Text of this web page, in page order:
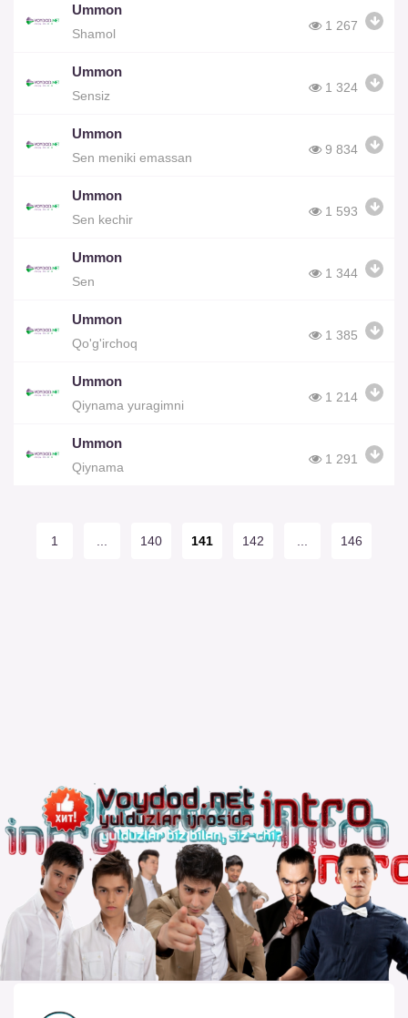
Ummon
Shamol
1 267
Ummon
Sensiz
1 324
Ummon
Sen meniki emassan
9 834
Ummon
Sen kechir
1 593
Ummon
Sen
1 344
Ummon
Qo'g'irchoq
1 385
Ummon
Qiynama yuragimni
1 214
Ummon
Qiynama
1 291
1 140 141 142 146